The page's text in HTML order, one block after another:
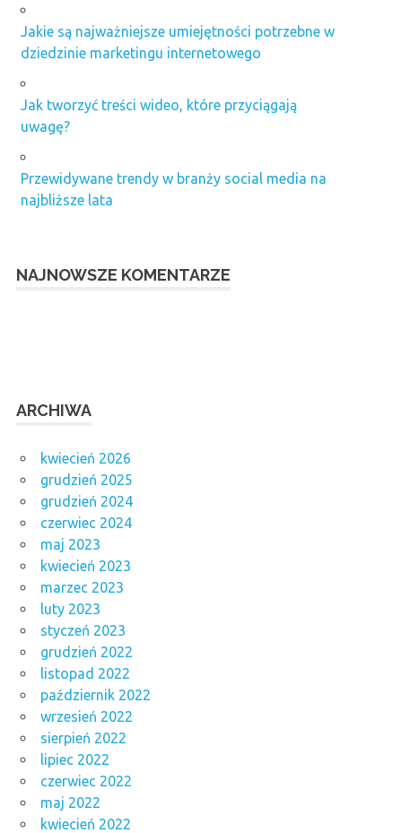
Jakie są najważniejsze umiejętności potrzebne w
dziedzinie marketingu internetowego
Jak tworzyć treści wideo, które przyciągają
uwagę?
Przewidywane trendy w branży social media na
najbliższe lata
NAJNOWSZE KOMENTARZE
ARCHIWA
kwiecień 2026
grudzień 2025
grudzień 2024
czerwiec 2024
maj 2023
kwiecień 2023
marzec 2023
luty 2023
styczeń 2023
grudzień 2022
listopad 2022
październik 2022
wrzesień 2022
sierpień 2022
lipiec 2022
czerwiec 2022
maj 2022
kwiecień 2022